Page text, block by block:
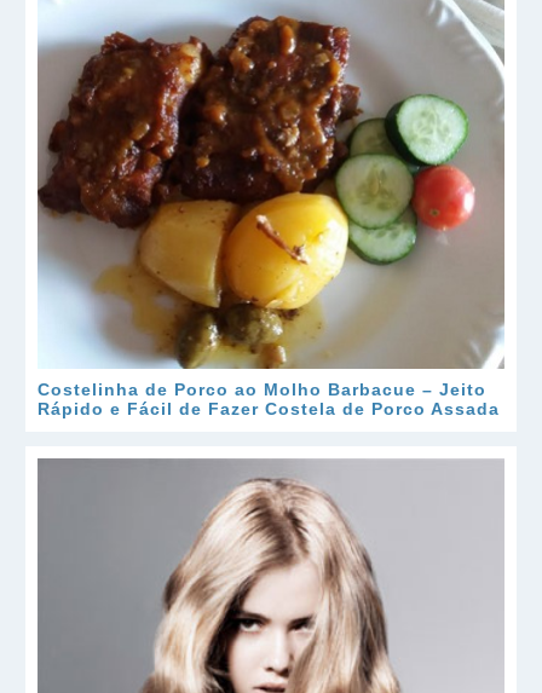
Costelinha de Porco ao Molho Barbacue – Jeito
Rápido e Fácil de Fazer Costela de Porco Assada